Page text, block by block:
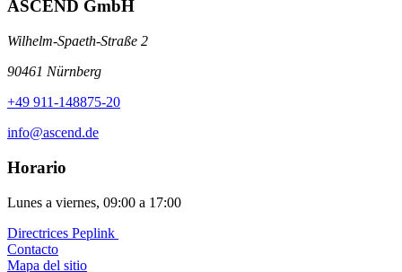
ASCEND GmbH
Wilhelm-Spaeth-Straße 2
90461 Nürnberg
+49 911-148875-20
info@ascend.de
Horario
Lunes a viernes, 09:00 a 17:00
Directrices Peplink ️
Contacto
Mapa del sitio